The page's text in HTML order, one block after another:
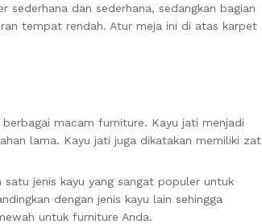
dan sederhana, sedangkan bagian
tempat rendah. Atur meja ini di atas karpet
macam furniture. Kayu jati menjadi
lama. Kayu jati juga dikatakan memiliki zat
jenis kayu yang sangat populer untuk
dengan jenis kayu lain sehingga
untuk furniture Anda.